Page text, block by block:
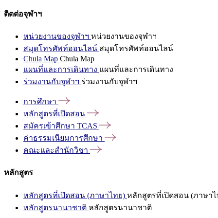
ติดต่อจุฬาฯ
หน่วยงานของจุฬาฯ หน่วยงานของจุฬาฯ
สมุดโทรศัพท์ออนไลน์ สมุดโทรศัพท์ออนไลน์
Chula Map Chula Map
แผนที่และการเดินทาง แผนที่และการเดินทาง
ร่วมงานกับจุฬาฯ ร่วมงานกับจุฬาฯ
การศึกษา
หลักสูตรที่เปิดสอน
สมัครเข้าศึกษา TCAS
ค่าธรรมเนียมการศึกษา
คณะและสำนักวิชา
หลักสูตร
หลักสูตรที่เปิดสอน (ภาษาไทย) หลักสูตรที่เปิดสอน (ภาษาไ
หลักสูตรนานาชาติ หลักสูตรนานาชาติ